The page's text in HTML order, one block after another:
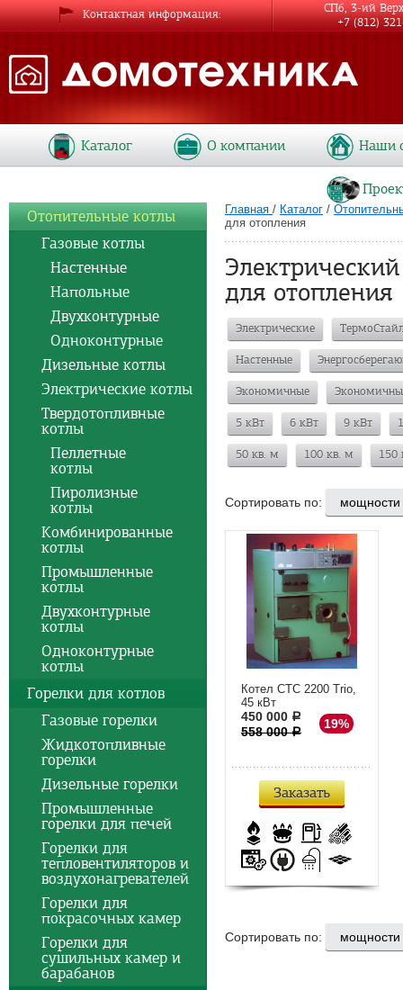
Главная / Каталог /
для отопления
для отопления
Электрические
Настенные
Экономичные
5 кВт 6 кВт 9 кВт
50 кв. м 100 кв. м 150
Сортировать по:
Котел CTC 2200 Trio,
45 кВт
19%
450 000 a
558 000 a
Заказать
Сортировать по:
Отопительные котлы
Газовые котлы
Настенные
Напольные
Двухконтурные
Одноконтурные
Дизельные котлы
Электрические котлы
Твердотопливные
котлы
Пеллетные
котлы
Пиролизные
котлы
Комбинированные
котлы
Промышленные
котлы
Двухконтурные
котлы
Одноконтурные
котлы
Горелки для котлов
Газовые горелки
Жидкотопливные
горелки
Дизельные горелки
Промышленные
горелки для печей
Горелки для
тепловентиляторов и
воздухонагревателей
Горелки для
покрасочных камер
Горелки для
сушильных камер и
барабанов
Каталог О компании Наши
Контактная информация
СПб, 3-ий
+7 (812)